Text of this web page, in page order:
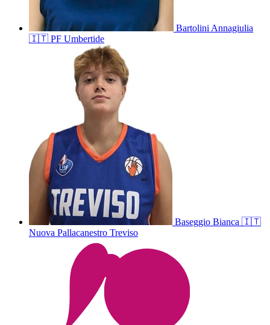
Bartolini Annagiulia
🇮🇹 PF Umbertide
Baseggio Bianca 🇮🇹
Nuova Pallacanestro Treviso